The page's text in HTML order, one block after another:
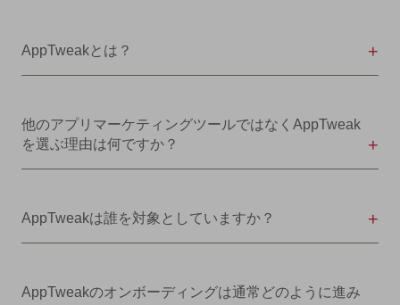
AppTweakとは？
他のアプリマーケティングツールではなくAppTweak
を選ぶ理由は何ですか？
AppTweakは誰を対象としていますか？
AppTweakのオンボーディングは通常どのように進み